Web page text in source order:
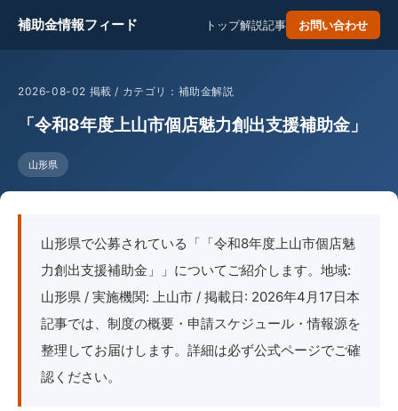
補助金情報フィード トップ解説記事 お問い合わせ
2026-08-02 掲載 / カテゴリ：補助金解説
「令和8年度上山市個店魅力創出支援補助金」
山形県
山形県で公募されている「「令和8年度上山市個店魅
力創出支援補助金」」についてご紹介します。地域:
山形県 / 実施機関: 上山市 / 掲載日: 2026年4月17日本
記事では、制度の概要・申請スケジュール・情報源を
整理してお届けします。詳細は必ず公式ページでご確
認ください。